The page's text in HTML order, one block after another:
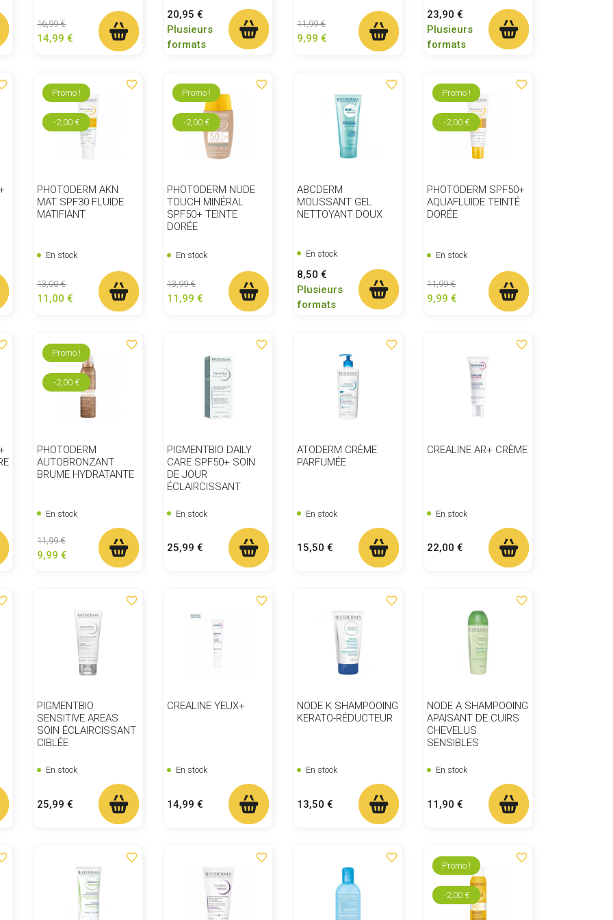
Prix de base
16,99 €Prix
14,99 €
Prix
20,95 €
Plusieurs
formats
Prix de base
11,99 €Prix
9,99 €
Prix
23,90 €
Plusieurs
formats
favorite_border
PHOTODERM AKN
MAT SPF30 FLUIDE
MATIFIANT
En stock
Prix de base
13,00 €Prix
11,00 €
Promo !
-2,00 €
favorite_border
PHOTODERM NUDE
TOUCH MINÉRAL
SPF50+ TEINTE
DORÉE
En stock
Prix de base
13,99 €Prix
11,99 €
Promo !
-2,00 €
favorite_border
ABCDERM
MOUSSANT GEL
NETTOYANT DOUX
En stock
Prix
8,50 €
Plusieurs
formats
favorite_border
PHOTODERM SPF50+
AQUAFLUIDE TEINTÉ
DORÉE
En stock
Prix de base
11,99 €Prix
9,99 €
Promo !
-2,00 €
favorite_border
PHOTODERM
AUTOBRONZANT
BRUME HYDRATANTE
En stock
Prix de base
11,99 €Prix
9,99 €
Promo !
-2,00 €
favorite_border
PIGMENTBIO DAILY
CARE SPF50+ SOIN
DE JOUR
ÉCLAIRCISSANT
En stock
Prix
25,99 €
favorite_border
ATODERM CRÈME
PARFUMÉE
En stock
Prix
15,50 €
favorite_border
CREALINE AR+ CRÈME
En stock
Prix
22,00 €
favorite_border
PIGMENTBIO
SENSITIVE AREAS
SOIN ÉCLAIRCISSANT
CIBLÉE
En stock
Prix
25,99 €
favorite_border
CREALINE YEUX+
En stock
Prix
14,99 €
favorite_border
NODE K SHAMPOOING
KERATO-RÉDUCTEUR
En stock
Prix
13,50 €
favorite_border
NODE A SHAMPOOING
APAISANT DE CUIRS
CHEVELUS
SENSIBLES
En stock
Prix
11,90 €
favorite_border favorite_border favorite_border favorite_border
Promo !
-2,00 €